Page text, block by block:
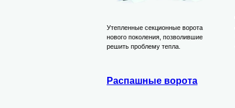
Утепленные секционные ворота
нового поколения, позволившие
решить проблему тепла.
Распашные ворота